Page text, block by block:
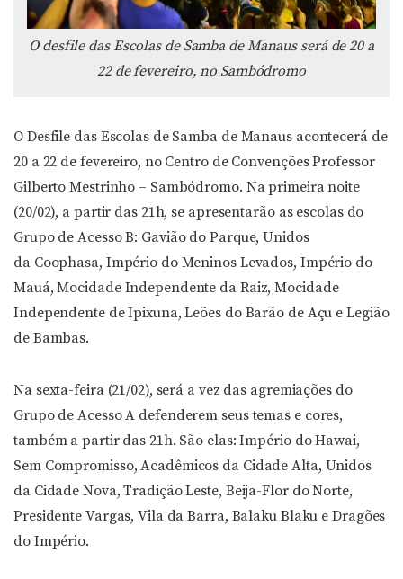
O desfile das Escolas de Samba de Manaus será de 20 a
22 de fevereiro, no Sambódromo
O Desfile das Escolas de Samba de Manaus acontecerá de
20 a 22 de fevereiro, no Centro de Convenções Professor
Gilberto Mestrinho – Sambódromo. Na primeira noite
(20/02), a partir das 21h, se apresentarão as escolas do
Grupo de Acesso B: Gavião do Parque, Unidos
da Coophasa, Império do Meninos Levados, Império do
Mauá, Mocidade Independente da Raiz, Mocidade
Independente de Ipixuna, Leões do Barão de Açu e Legião
de Bambas.
Na sexta-feira (21/02), será a vez das agremiações do
Grupo de Acesso A defenderem seus temas e cores,
também a partir das 21h. São elas: Império do Hawai,
Sem Compromisso, Acadêmicos da Cidade Alta, Unidos
da Cidade Nova, Tradição Leste, Beija-Flor do Norte,
Presidente Vargas, Vila da Barra, Balaku Blaku e Dragões
do Império.